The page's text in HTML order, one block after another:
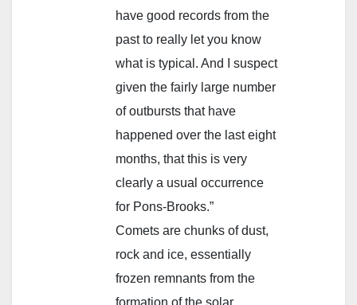
have good records from the
past to really let you know
what is typical. And I suspect
given the fairly large number
of outbursts that have
happened over the last eight
months, that this is very
clearly a usual occurrence
for Pons-Brooks.”
Comets are chunks of dust,
rock and ice, essentially
frozen remnants from the